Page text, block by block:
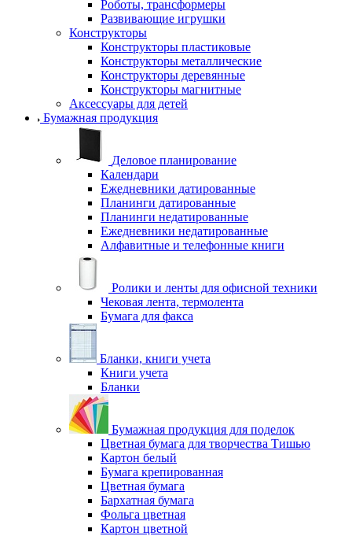
Роботы, трансформеры
Развивающие игрушки
Конструкторы
Конструкторы пластиковые
Конструкторы металлические
Конструкторы деревянные
Конструкторы магнитные
Аксессуары для детей
Бумажная продукция
Деловое планирование
Календари
Ежедневники датированные
Планинги датированные
Планинги недатированные
Ежедневники недатированные
Алфавитные и телефонные книги
Ролики и ленты для офисной техники
Чековая лента, термолента
Бумага для факса
Бланки, книги учета
Книги учета
Бланки
Бумажная продукция для поделок
Цветная бумага для творчества Тишью
Картон белый
Бумага крепированная
Цветная бумага
Бархатная бумага
Фольга цветная
Картон цветной